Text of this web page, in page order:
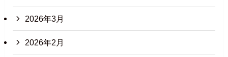
2026年3月
2026年2月